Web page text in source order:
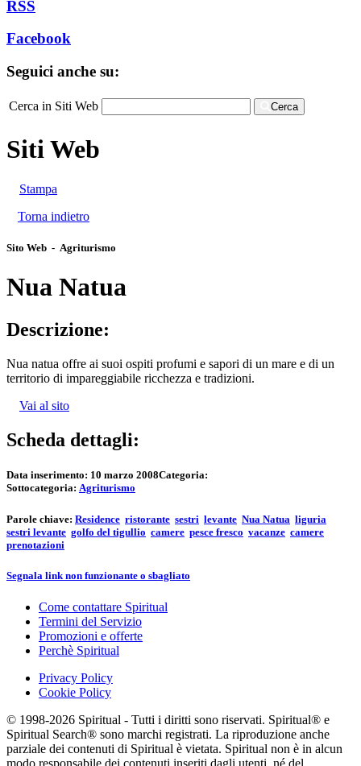
RSS
Facebook
Seguici anche su:
Cerca in Siti Web Cerca
Siti Web
Stampa
Torna indietro
Sito Web - Agriturismo
Nua Natua
Descrizione:
Nua natua offre ai suoi ospiti profumi e sapori di un mare e di un
territorio di impareggiabile ricchezza e tradizioni.
Vai al sito
Scheda dettagli:
Data inserimento: 10 marzo 2008Categoria:
Sottocategoria: Agriturismo
Parole chiave: Residence ristorante sestri levante Nua Natua liguria
sestri levante golfo del tigullio camere pesce fresco vacanze camere
prenotazioni
Segnala link non funzionante o sbagliato
Come contattare Spiritual
Termini del Servizio
Promozioni e offerte
Perchè Spiritual
Privacy Policy
Cookie Policy
© 1998-2026 Spiritual - Tutti i diritti sono riservati. Spiritual® e
Spiritual Search® sono marchi registrati. La riproduzione anche
parziale dei contenuti di Spiritual è vietata. Spiritual non è in alcun
modo responsabile dei contenuti inseriti dagli utenti, né del